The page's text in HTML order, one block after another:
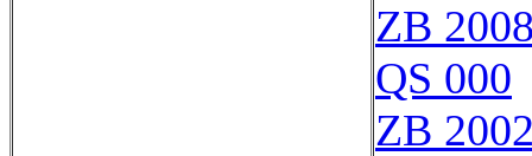
ZB
QS 000
ZB